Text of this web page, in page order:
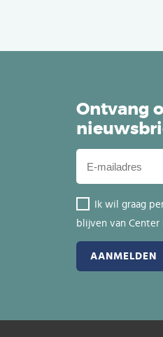
Ontvang
Ik wil graag
blijven van Center